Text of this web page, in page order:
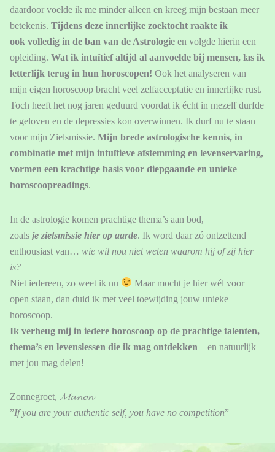
daardoor voelde ik me minder alleen en kreeg mijn bestaan meer
betekenis. Tijdens deze innerlijke zoektocht raakte ik
ook volledig in de ban van de Astrologie en volgde hierin een
opleiding. Wat ik intuïtief altijd al aanvoelde bij mensen, las ik
letterlijk terug in hun horoscopen! Ook het analyseren van
mijn eigen horoscoop bracht veel zelfacceptatie en innerlijke rust.
Toch heeft het nog jaren geduurd voordat ik écht in mezelf durfde
te geloven en de depressies kon overwinnen. Ik durf nu te staan
voor mijn Zielsmissie. Mijn brede astrologische kennis, in
combinatie met mijn intuïtieve afstemming en levenservaring,
vormen een krachtige basis voor diepgaande en unieke
horoscoopreadings.
In de astrologie komen prachtige thema’s aan bod,
zoals je zielsmissie hier op aarde. Ik word daar zó ontzettend
enthousiast van… wie wil nou niet weten waarom hij of zij hier
is?
Niet iedereen, zo weet ik nu
Maar mocht je hier wél voor
open staan, dan duid ik met veel toewijding jouw unieke
horoscoop.
Ik verheug mij in iedere horoscoop op de prachtige talenten,
thema’s en levenslessen die ik mag ontdekken – en natuurlijk
met jou mag delen!
Zonnegroet, 𝓜𝓪𝓷𝓸𝓷
”If you are your authentic self, you have no competition”